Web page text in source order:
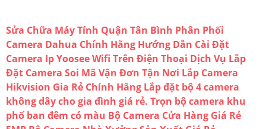
Sửa Chữa Máy Tính Quận Tân Bình Phân Phối
Camera Dahua Chính Hãng Hướng Dẫn Cài Đặt
Camera Ip Yoosee Wifi Trên Điện Thoại Dịch Vụ Lắp
Đặt Camera Soi Mã Vận Đơn Tận Nơi Lắp Camera
Hikvision Gia Rẻ Chính Hãng Lắp đặt bộ 4 camera
không dây cho gia đình giá rẻ. Trọn bộ camera khu
phố ban đêm có màu Bộ Camera Cửa Hàng Giá Rẻ